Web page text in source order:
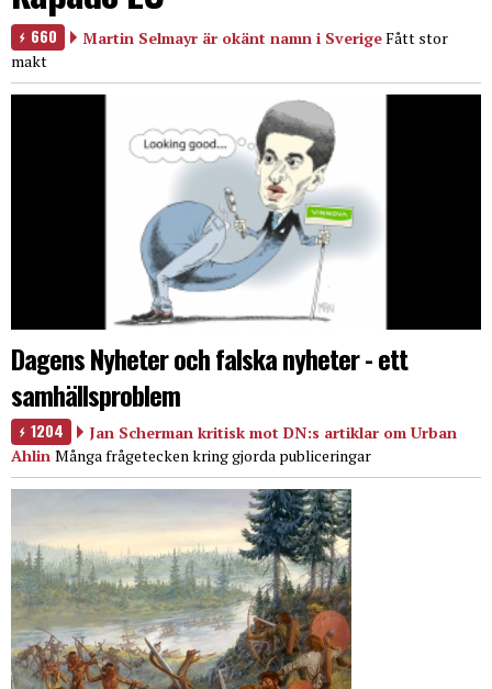
660 Martin Selmayr är okänt namn i SverigeFått stor
makt
Dagens Nyheter och falska nyheter - ett
samhällsproblem
1204
Jan Scherman kritisk mot DN:s artiklar om Urban
Ahlin Många frågetecken kring gjorda publiceringar